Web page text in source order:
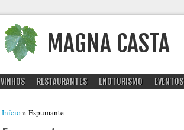
MAGNA CASTA
VINHOS RESTAURANTES ENOTURISMO EVENTOS
Está aqui
Início » Espumante